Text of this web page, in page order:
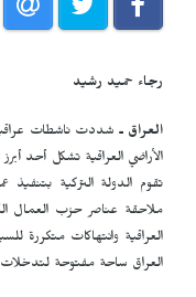
رجاء حميد رشيد
العراق ـشددت ناشطات
الأراضي العراقية تشكل أحد
تقوم الدولة التركية
ملاحقة عناصر حزب العمال
العراقية وانتهاكات متكررة
العراق ساحة مفتوحة